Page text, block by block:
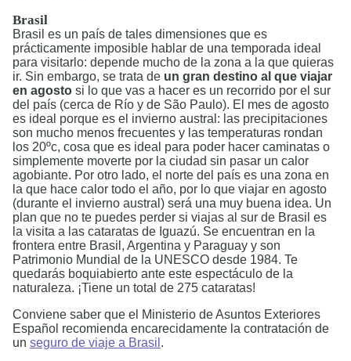
Brasil
Brasil es un país de tales dimensiones que es
prácticamente imposible hablar de una temporada ideal
para visitarlo: depende mucho de la zona a la que quieras
ir. Sin embargo, se trata de un gran destino al que viajar
en agosto si lo que vas a hacer es un recorrido por el sur
del país (cerca de Río y de São Paulo). El mes de agosto
es ideal porque es el invierno austral: las precipitaciones
son mucho menos frecuentes y las temperaturas rondan
los 20ºc, cosa que es ideal para poder hacer caminatas o
simplemente moverte por la ciudad sin pasar un calor
agobiante. Por otro lado, el norte del país es una zona en
la que hace calor todo el año, por lo que viajar en agosto
(durante el invierno austral) será una muy buena idea. Un
plan que no te puedes perder si viajas al sur de Brasil es
la visita a las cataratas de Iguazú. Se encuentran en la
frontera entre Brasil, Argentina y Paraguay y son
Patrimonio Mundial de la UNESCO desde 1984. Te
quedarás boquiabierto ante este espectáculo de la
naturaleza. ¡Tiene un total de 275 cataratas!
Conviene saber que el Ministerio de Asuntos Exteriores
Español recomienda encarecidamente la contratación de
un seguro de viaje a Brasil .